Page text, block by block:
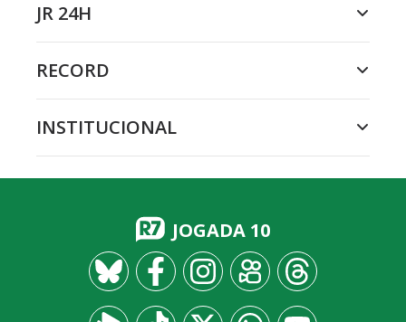
JR 24H
RECORD
INSTITUCIONAL
JOGADA 10